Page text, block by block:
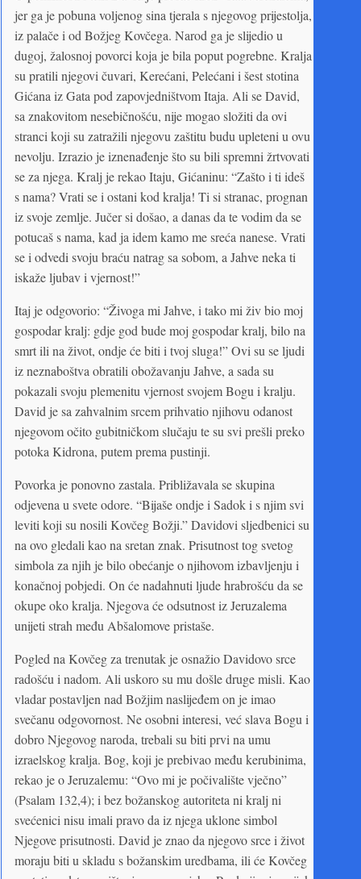
jer ga je pobuna voljenog sina tjerala s njegovog prijestolja,
iz palače i od Božjeg Kovčega. Narod ga je slijedio u
dugoj, žalosnoj povorci koja je bila poput pogrebne. Kralja
su pratili njegovi čuvari, Kerećani, Pelećani i šest stotina
Gićana iz Gata pod zapovjedništvom Itaja. Ali se David,
sa znakovitom nesebičnošću, nije mogao složiti da ovi
stranci koji su zatražili njegovu zaštitu budu upleteni u ovu
nevolju. Izrazio je iznenađenje što su bili spremni žrtvovati
se za njega. Kralj je rekao Itaju, Gićaninu: “Zašto i ti ideš
s nama? Vrati se i ostani kod kralja! Ti si stranac, prognan
iz svoje zemlje. Jučer si došao, a danas da te vodim da se
potucaš s nama, kad ja idem kamo me sreća nanese. Vrati
se i odvedi svoju braću natrag sa sobom, a Jahve neka ti
iskaže ljubav i vjernost!”
Itaj je odgovorio: “Živoga mi Jahve, i tako mi živ bio moj
gospodar kralj: gdje god bude moj gospodar kralj, bilo na
smrt ili na život, ondje će biti i tvoj sluga!” Ovi su se ljudi
iz neznaboštva obratili obožavanju Jahve, a sada su
pokazali svoju plemenitu vjernost svojem Bogu i kralju.
David je sa zahvalnim srcem prihvatio njihovu odanost
njegovom očito gubitničkom slučaju te su svi prešli preko
potoka Kidrona, putem prema pustinji.
Povorka je ponovno zastala. Približavala se skupina
odjevena u svete odore. “Bijaše ondje i Sadok i s njim svi
leviti koji su nosili Kovčeg Božji.” Davidovi sljedbenici su
na ovo gledali kao na sretan znak. Prisutnost tog svetog
simbola za njih je bilo obećanje o njihovom izbavljenju i
konačnoj pobjedi. On će nadahnuti ljude hrabrošću da se
okupe oko kralja. Njegova će odsutnost iz Jeruzalema
unijeti strah među Abšalomove pristaše.
Pogled na Kovčeg za trenutak je osnažio Davidovo srce
radošću i nadom. Ali uskoro su mu došle druge misli. Kao
vladar postavljen nad Božjim naslijeđem on je imao
svečanu odgovornost. Ne osobni interesi, već slava Bogu i
dobro Njegovog naroda, trebali su biti prvi na umu
izraelskog kralja. Bog, koji je prebivao među kerubinima,
rekao je o Jeruzalemu: “Ovo mi je počivalište vječno”
(Psalam 132,4); i bez božanskog autoriteta ni kralj ni
svećenici nisu imali pravo da iz njega uklone simbol
Njegove prisutnosti. David je znao da njegovo srce i život
moraju biti u skladu s božanskim uredbama, ili će Kovčeg